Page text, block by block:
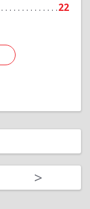
22
Подробнее
>